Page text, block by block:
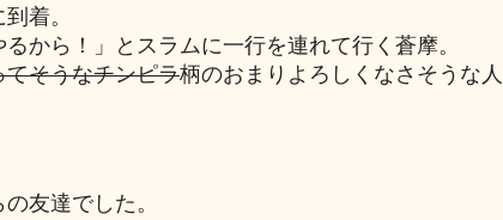
着。
から！」とスラムに一行を連れて行く蒼摩。
てそうなチンピラ柄のおまりよろしくなさそうな人
友達でした。